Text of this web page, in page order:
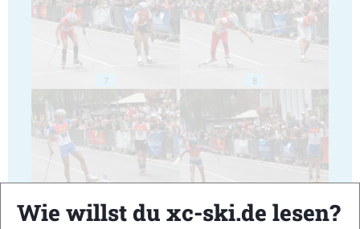
7 8
Wie willst du xc-ski.de lesen?